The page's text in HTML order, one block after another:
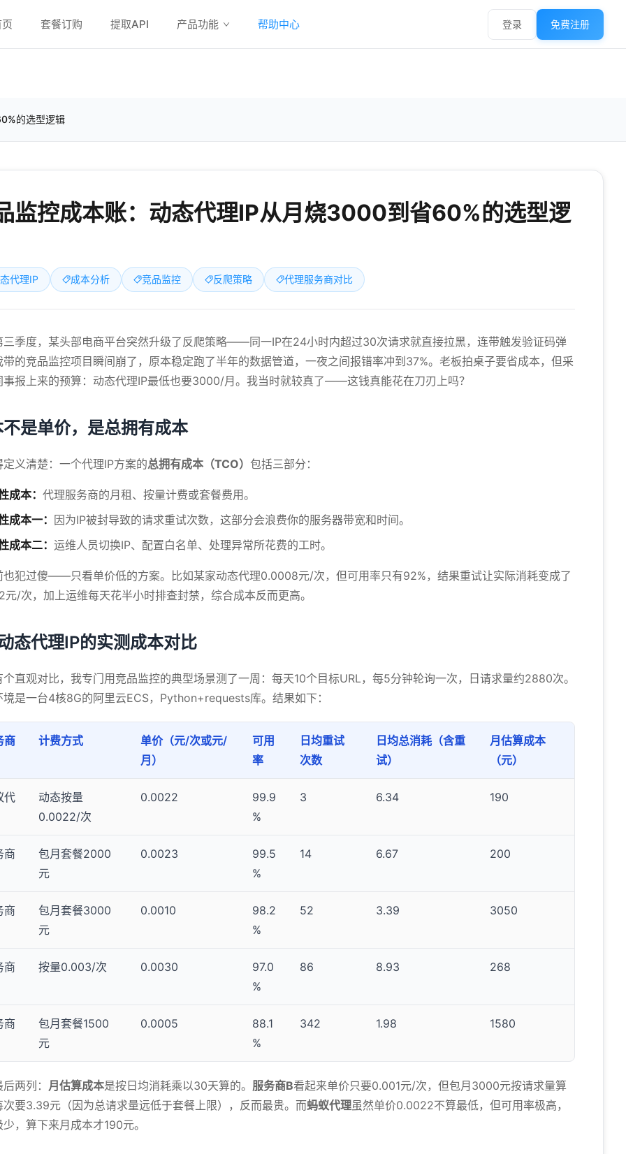
套餐订购 提取API 产品功能 帮助中心 登录 免费注册
的选型逻辑
监控成本账：动态代理IP从月烧3000到省60%的选型逻
代理IP 成本分析 竞品监控 反爬策略 代理服务商对比
三季度，某头部电商平台突然升级了反爬策略——同一IP在24小时内超过30次请求就直接拉黑，连带触发验证码弹
带的竞品监控项目瞬间崩了，原本稳定跑了半年的数据管道，一夜之间报错率冲到37%。老板拍桌子要省成本，但采
事报上来的预算：动态代理IP最低也要3000/月。我当时就较真了——这钱真能花在刀刃上吗？
是单价，是总拥有成本
定义清楚：一个代理IP方案的总拥有成本（TCO） 包括三部分：
成本： 代理服务商的月租、按量计费或套餐费用。
成本一： 因为IP被封导致的请求重试次数，这部分会浪费你的服务器带宽和时间。
成本二： 运维人员切换IP、配置白名单、处理异常所花费的工时。
也犯过傻——只看单价低的方案。比如某家动态代理0.0008元/次，但可用率只有92%，结果重试让实际消耗变成了
元/次，加上运维每天花半小时排查封禁，综合成本反而更高。
态代理IP的实测成本对比
个直观对比，我专门用竞品监控的典型场景测了一周：每天10个目标URL，每5分钟轮询一次，日请求量约2880次。
境是一台4核8G的阿里云ECS，Python+requests库。结果如下：
商 计费方式
单价（元/次或元/
月）
可用
率
日均重试
次数
日均总消耗（含重
试）
月估算成本
（元）
代
动态按量
0.0022/次
0.0022
99.9
%
3 6.34 190
商
包月套餐2000
元
0.0023
99.5
%
14 6.67 200
商
包月套餐3000
元
0.0010
98.2
%
52 3.39 3050
商 按量0.003/次 0.0030
97.0
%
86 8.93 268
商
包月套餐1500
元
0.0005
88.1
%
342 1.98 1580
两列： 月估算成本是按日均消耗乘以30天算的。 服务商B看起来单价只要0.001元/次，但包月3000元按请求量算
次要3.39元（因为总请求量远低于套餐上限），反而最贵。而蚂蚁代理虽然单价0.0022不算最低，但可用率极高，
，算下来月成本才190元。